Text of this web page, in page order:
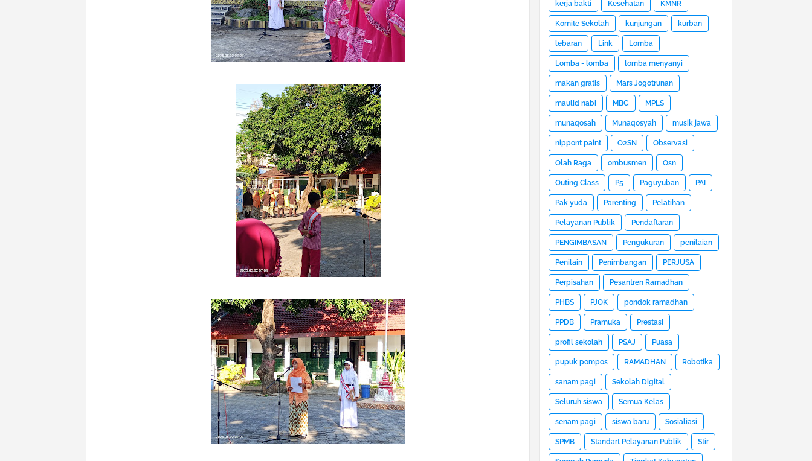
kerja bakti Kesehatan KMNR
Komite Sekolah kunjungan kurban
lebaran Link Lomba
Lomba - lomba lomba menyanyi
makan gratis Mars Jogotrunan
maulid nabi MBG MPLS
munaqosah Munaqosyah musik jawa
nippont paint O2SN Observasi
Olah Raga ombusmen Osn
Outing Class P5 Paguyuban PAI
Pak yuda Parenting Pelatihan
Pelayanan Publik Pendaftaran
PENGIMBASAN Pengukuran penilaian
Penilain Penimbangan PERJUSA
Perpisahan Pesantren Ramadhan
PHBS PJOK pondok ramadhan
PPDB Pramuka Prestasi
profil sekolah PSAJ Puasa
pupuk pompos RAMADHAN Robotika
sanam pagi Sekolah Digital
Seluruh siswa Semua Kelas
senam pagi siswa baru Sosialiasi
SPMB Standart Pelayanan Publik Stir